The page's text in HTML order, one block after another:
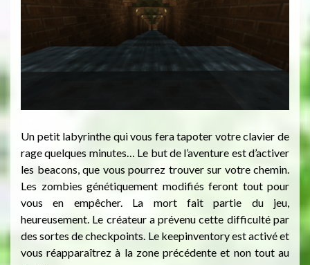
Un petit labyrinthe qui vous fera tapoter votre clavier de
rage quelques minutes… Le but de l’aventure est d’activer
les beacons, que vous pourrez trouver sur votre chemin.
Les zombies génétiquement modifiés feront tout pour
vous en empêcher. La mort fait partie du jeu,
heureusement. Le créateur a prévenu cette difficulté par
des sortes de checkpoints. Le keepinventory est activé et
vous réapparaîtrez à la zone précédente et non tout au